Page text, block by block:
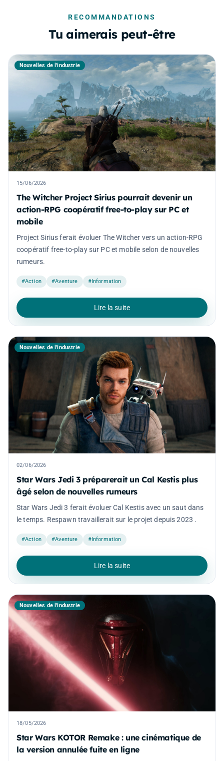
RECOMMANDATIONS
Tu aimerais peut-être
Nouvelles de l'industrie
15/06/2026
The Witcher Project Sirius pourrait devenir un
action-RPG coopératif free-to-play sur PC et
mobile
Project Sirius ferait évoluer The Witcher vers un action-RPG
coopératif free-to-play sur PC et mobile selon de nouvelles
rumeurs.
#Action #Aventure #Information
Lire la suite
Nouvelles de l'industrie
02/06/2026
Star Wars Jedi 3 préparerait un Cal Kestis plus
âgé selon de nouvelles rumeurs
Star Wars Jedi 3 ferait évoluer Cal Kestis avec un saut dans
le temps. Respawn travaillerait sur le projet depuis 2023 .
#Action #Aventure #Information
Lire la suite
Nouvelles de l'industrie
18/05/2026
Star Wars KOTOR Remake : une cinématique de
la version annulée fuite en ligne